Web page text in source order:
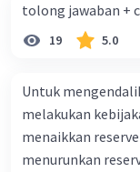
tolong jawaban +
19 5.0
Untuk
melakukan
menaikkan
menurunkan